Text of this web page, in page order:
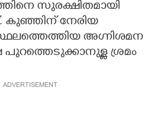
സുരക്ഷിതമായി
കുഞ്ഞിന് നേരിയ
അഗ്നിശമന
പുറത്തെടുക്കാനുള്ള ശ്രമം
ADVERTISEMENT